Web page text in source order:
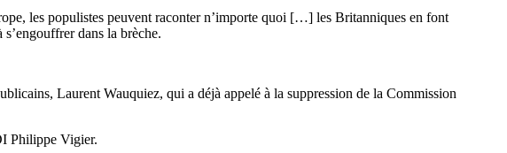
les populistes peuvent raconter n’importe quoi […] les Britanniques en font
dans la brèche.
Laurent Wauquiez, qui a déjà appelé à la suppression de la Commission
Philippe Vigier.